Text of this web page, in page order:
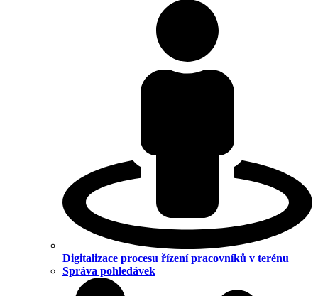
Digitalizace procesu řízení pracovníků v terénu
Správa pohledávek